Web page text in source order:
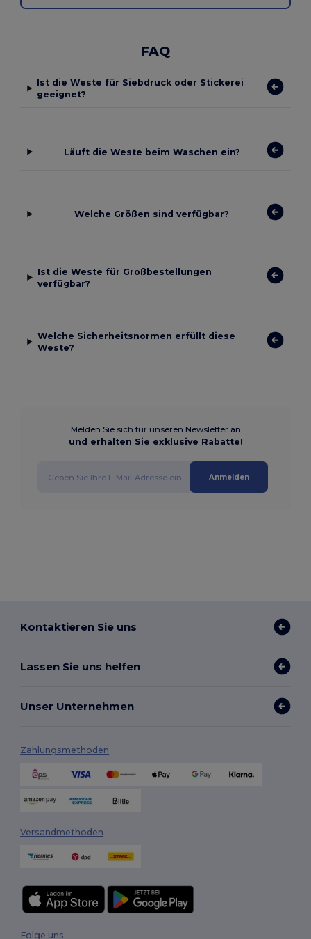
FAQ
Ist die Weste für Siebdruck oder Stickerei
geeignet?
Läuft die Weste beim Waschen ein?
Welche Größen sind verfügbar?
Ist die Weste für Großbestellungen
verfügbar?
Welche Sicherheitsnormen erfüllt diese
Weste?
Melden Sie sich für unseren Newsletter an
und erhalten Sie exklusive Rabatte!
Anmelden
Kontaktieren Sie uns
Lassen Sie uns helfen
Unser Unternehmen
Zahlungsmethoden
Versandmethoden
Folge uns